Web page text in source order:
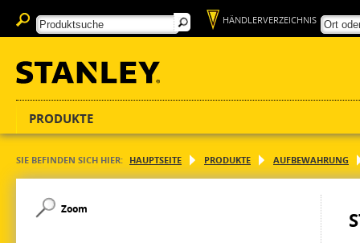
HÄNDLERVERZEICHNIS
PRODUKTE
SIE BEFINDEN SICH HIER: HAUPTSEITE PRODUKTE AUFBEWAHRUNG
Zoom